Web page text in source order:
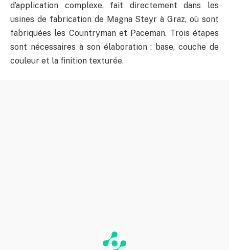
d’application complexe, fait directement dans les
usines de fabrication de Magna Steyr à Graz, où sont
fabriquées les Countryman et Paceman. Trois étapes
sont nécessaires à son élaboration : base, couche de
couleur et la finition texturée.